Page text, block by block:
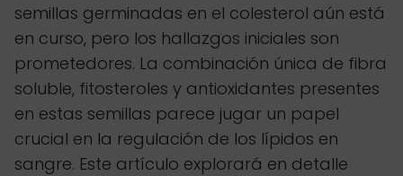
semillas germinadas en el colesterol aún está
en curso, pero los hallazgos iniciales son
prometedores. La combinación única de fibra
soluble, fitosteroles y antioxidantes presentes
en estas semillas parece jugar un papel
crucial en la regulación de los lípidos en
sangre. Este artículo explorará en detalle